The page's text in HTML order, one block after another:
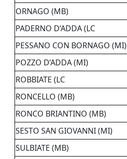
ORNAGO (MB)
PADERNO D’ADDA (LC
PESSANO CON BORNAGO (MI)
POZZO D’ADDA (MI)
ROBBIATE (LC
RONCELLO (MB)
RONCO BRIANTINO (MB)
SESTO SAN GIOVANNI (MI)
SULBIATE (MB)